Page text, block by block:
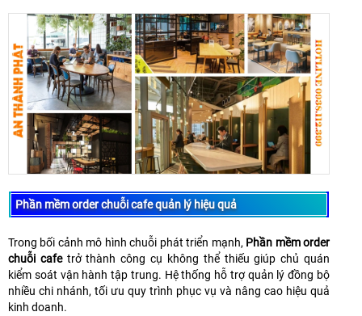
Phần mềm order chuỗi cafe quản lý hiệu quả
Trong bối cảnh mô hình chuỗi phát triển mạnh, Phần mềm order
chuỗi cafetrở thành công cụ không thể thiếu giúp chủ quán
kiểm soát vận hành tập trung. Hệ thống hỗ trợ quản lý đồng bộ
nhiều chi nhánh, tối ưu quy trình phục vụ và nâng cao hiệu quả
kinh doanh.